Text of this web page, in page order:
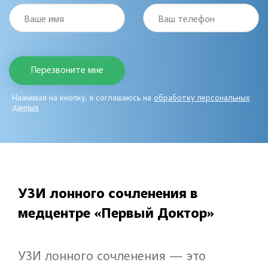
Ваше имя Ваш телефон
Нажимая на кнопку, я соглашаюсь на обработку персональных
данных
УЗИ лонного сочленения в
медцентре «Первый Доктор»
УЗИ лонного сочленения — это